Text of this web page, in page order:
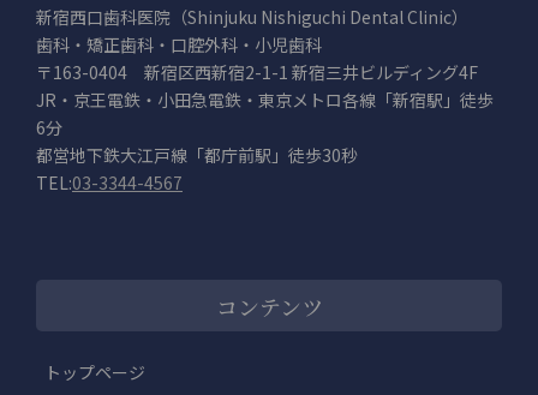
新宿西口歯科医院（Shinjuku Nishiguchi Dental Clinic）
歯科・矯正歯科・口腔外科・小児歯科
〒163-0404 新宿区西新宿2-1-1 新宿三井ビルディング4F
JR・京王電鉄・小田急電鉄・東京メトロ各線「新宿駅」徒歩
6分
都営地下鉄大江戸線「都庁前駅」徒歩30秒
TEL:03-3344-4567
コンテンツ
トップページ